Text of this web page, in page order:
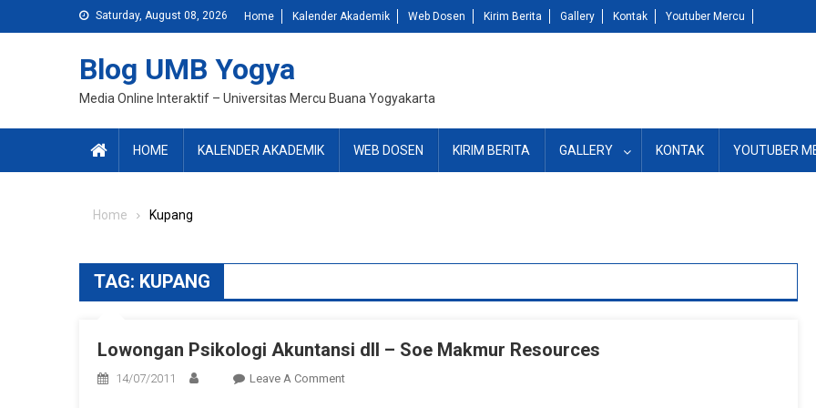
to
Saturday, August 08, 2026 Home Kalender Akademik Web Dosen Kirim Berita Gallery Kontak Youtuber Mercu
Blog UMB Yogya
Media Online Interaktif – Universitas Mercu Buana Yogyakarta
HOME KALENDER AKADEMIK WEB DOSEN KIRIM BERITA GALLERY KONTAK YOUTUBER
Home Kupang
TAG: KUPANG
Lowongan Psikologi Akuntansi dll – Soe Makmur Resources
14/07/2011 Leave A CommentOn